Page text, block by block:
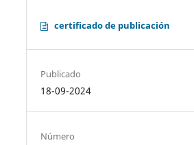
certificado de publicación
Publicado
18-09-2024
Número